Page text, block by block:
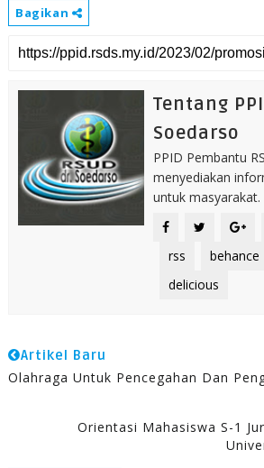
Bagikan
Tentang
Soedarso
PPID Pembantu
menyediakan
untuk masyarakat.
rss behance
delicious
Artikel Baru
Olahraga Untuk Pencegahan Dan
Orientasi Mahasiswa S-1